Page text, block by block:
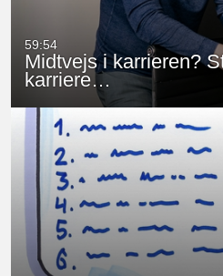
59:54
Midtvejs i karrieren?
karriere…